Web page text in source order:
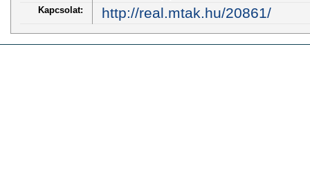
Kapcsolat: http://real.mtak.hu/20861/